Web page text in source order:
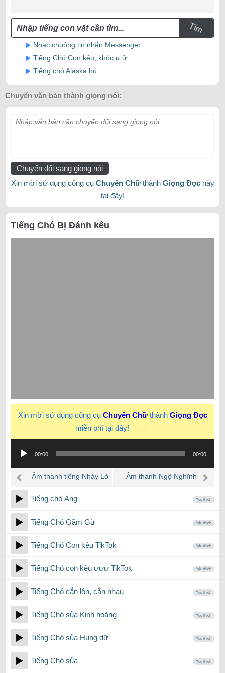
Tìm
Nhạc chuông tin nhắn Messenger
Tiếng Chó Con kêu, khóc ư ử
Tiếng chó Alaska hú
Chuyển văn bản thành giọng nói:
Nhập văn bản cần chuyển đổi sang giọng nói...
Chuyển đổi sang giọng nói
Xin mời sử dụng công cụ Chuyển Chữthành Giọng Đọcnày
tại đây!
Tiếng Chó Bị Đánh kêu
Xin mời sử dụng công cụ Chuyển Chữthành Giọng Đọc
miễn phí tại đây!
phát
âm
thanh
00:00 00:00
Âm thanh tiếng Nhảy Lò
Âm thanh Ngộ Nghĩnh
Tiếng chó Ẳng Yêu thích
Tiếng Chó Gầm Gừ Yêu thích
Tiếng Chó Con kêu TikTok Yêu thích
Tiếng Chó con kêu ưưư TikTok Yêu thích
Tiếng Chó cắn lộn, cắn nhau Yêu thích
Tiếng Chó sủa Kinh hoàng Yêu thích
Tiếng Chó sủa Hung dữ Yêu thích
Tiếng Chó sủa Yêu thích